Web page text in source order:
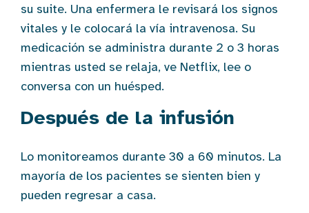
su suite. Una enfermera le revisará los signos
vitales y le colocará la vía intravenosa. Su
medicación se administra durante 2 o 3 horas
mientras usted se relaja, ve Netflix, lee o
conversa con un huésped.
Después de la infusión
Lo monitoreamos durante 30 a 60 minutos. La
mayoría de los pacientes se sienten bien y
pueden regresar a casa.